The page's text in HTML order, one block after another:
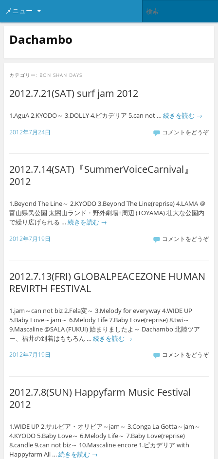
メニュー
Dachambo
カテゴリー: BON SHAN DAYS
2012.7.21(SAT) surf jam 2012
1.AguA 2.KYODO～ 3.DOLLY 4.ピカデリア 5.can not … 続きを読む →
2012年7月24日 コメントをどうぞ
2012.7.14(SAT)『SummerVoiceCarnival』
2012
1.Beyond The Line～ 2.KYODO 3.Beyond The Line(reprise) 4.LAMA ＠
富山県民公園 太閤山ランド・野外劇場+周辺 (TOYAMA) 壮大な公園内
で繰り広げられる … 続きを読む →
2012年7月19日 コメントをどうぞ
2012.7.13(FRI) GLOBALPEACEZONE HUMAN
REVIRTH FESTIVAL
1.jam～can not biz 2.Fela変～ 3.Melody for everyway 4.WIDE UP
5.Baby Love～jam～ 6.Melody Life 7.Baby Love(reprise) 8.twi～
9.Mascaline @SALA (FUKUI) 始まりましたよ～ Dachambo 北陸ツア
ー、福井の到着はもちろん … 続きを読む →
2012年7月19日 コメントをどうぞ
2012.7.8(SUN) Happyfarm Music Festival
2012
1.WIDE UP 2.サルビア・オリビア～jam～ 3.Conga La Gotta～jam～
4.KYODO 5.Baby Love～ 6.Melody Life～ 7.Baby Love(reprise)
8.candle 9.can not biz～ 10.Mascaline encore 1.ピカデリア with
Happyfarm All … 続きを読む →